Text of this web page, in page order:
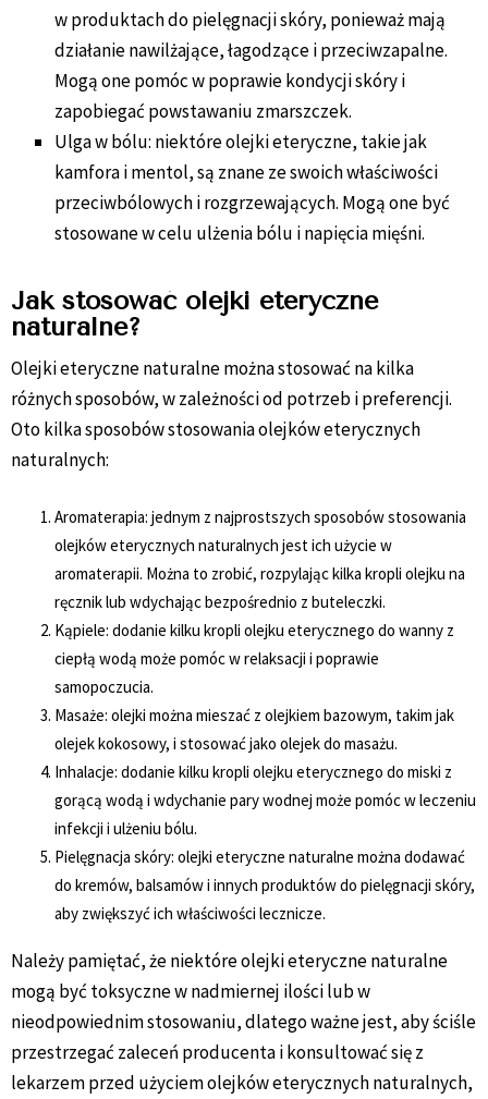
w produktach do pielęgnacji skóry, ponieważ mają
działanie nawilżające, łagodzące i przeciwzapalne.
Mogą one pomóc w poprawie kondycji skóry i
zapobiegać powstawaniu zmarszczek.
Ulga w bólu: niektóre olejki eteryczne, takie jak
kamfora i mentol, są znane ze swoich właściwości
przeciwbólowych i rozgrzewających. Mogą one być
stosowane w celu ulżenia bólu i napięcia mięśni.
Jak stosować olejki eteryczne
naturalne?
Olejki eteryczne naturalne można stosować na kilka
różnych sposobów, w zależności od potrzeb i preferencji.
Oto kilka sposobów stosowania olejków eterycznych
naturalnych:
Aromaterapia: jednym z najprostszych sposobów stosowania
olejków eterycznych naturalnych jest ich użycie w
aromaterapii. Można to zrobić, rozpylając kilka kropli olejku na
ręcznik lub wdychając bezpośrednio z buteleczki.
Kąpiele: dodanie kilku kropli olejku eterycznego do wanny z
ciepłą wodą może pomóc w relaksacji i poprawie
samopoczucia.
Masaże: olejki można mieszać z olejkiem bazowym, takim jak
olejek kokosowy, i stosować jako olejek do masażu.
Inhalacje: dodanie kilku kropli olejku eterycznego do miski z
gorącą wodą i wdychanie pary wodnej może pomóc w leczeniu
infekcji i ulżeniu bólu.
Pielęgnacja skóry: olejki eteryczne naturalne można dodawać
do kremów, balsamów i innych produktów do pielęgnacji skóry,
aby zwiększyć ich właściwości lecznicze.
Należy pamiętać, że niektóre olejki eteryczne naturalne
mogą być toksyczne w nadmiernej ilości lub w
nieodpowiednim stosowaniu, dlatego ważne jest, aby ściśle
przestrzegać zaleceń producenta i konsultować się z
lekarzem przed użyciem olejków eterycznych naturalnych,